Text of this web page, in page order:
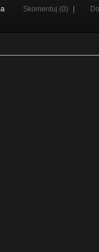
Skomentuj (0)